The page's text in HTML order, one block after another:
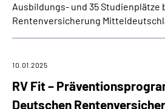
Ausbildungs- und 35 Studienplätze
Rentenversicherung
RV Fit –
Deutschen
10.01.2025